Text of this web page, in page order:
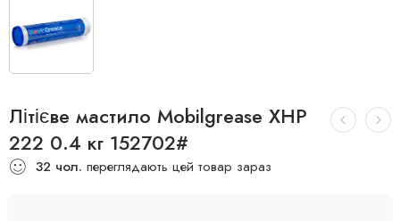
Літієве мастило Mobilgrease XHP
222 0.4 кг 152702#
32 чол. переглядають цей товар зараз